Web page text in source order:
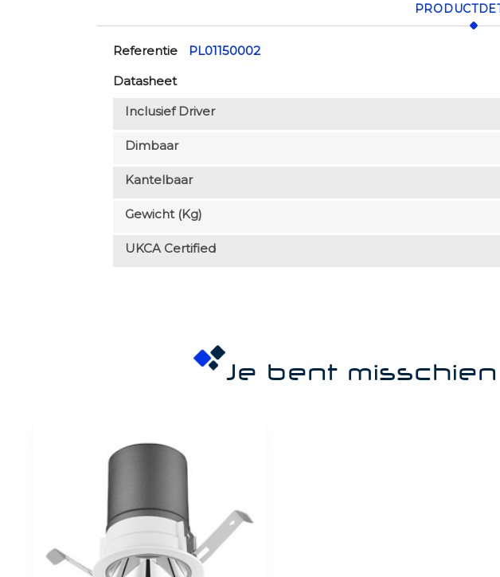
Referentie
PL01150002
Datasheet
Inclusief Driver
Dimbaar
Kantelbaar
Gewicht (kg)
UKCA Certified
Je bent